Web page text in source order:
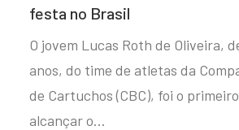
festa no Brasil
O jovem Lucas Roth de Oliveira,
anos, do time de atletas da
de Cartuchos (CBC), foi o
alcançar o…